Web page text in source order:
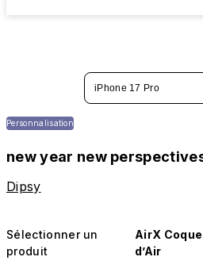
iPhone 17 Pro
Personnalisation
new year new
Dipsy
Sélectionner un
produit
AirX
d’Air